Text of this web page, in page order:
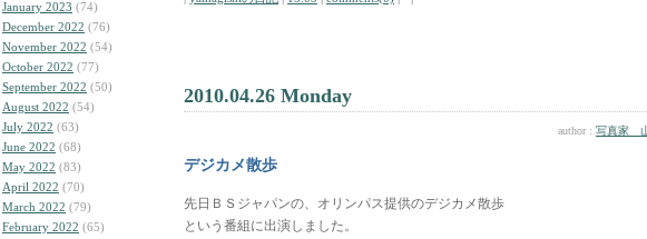
January 2023 (74)
December 2022 (76)
November 2022 (54)
October 2022 (77)
September 2022 (50)
August 2022 (54)
July 2022 (63)
June 2022 (68)
May 2022 (83)
April 2022 (70)
March 2022 (79)
February 2022 (65)
2010.04.26 Monday
author : 写真家
デジカメ散歩
先日ＢＳジャパンの、オリンパス提供のデジカメ散歩
という番組に出演しました。